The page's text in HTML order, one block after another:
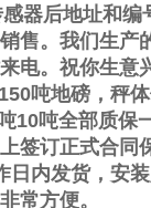
器后地址和编
售。我们生产
电。祝你生意
150吨地磅，秤
10吨全部质保
签订正式合同
日内发货，安
常方便。